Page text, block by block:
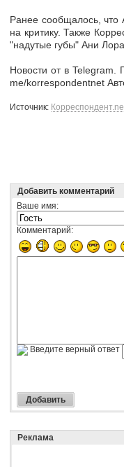
Ранее сообщалось, что
на критику. Также
"надутые губы" Ани
Новости от в Telegram.
me/korrespondentnet
Источник:
Добавить комментарий
Ваше имя:
Комментарий:
Введите верный ответ
Реклама